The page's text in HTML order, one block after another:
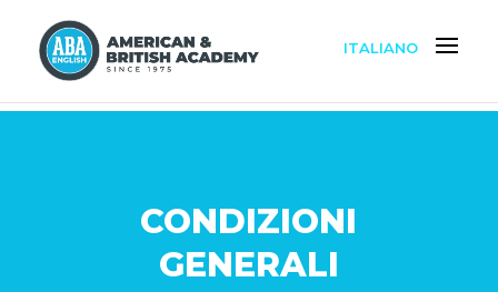
ITALIANO
CONDIZIONI
GENERALI